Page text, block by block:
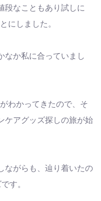
段なこともあり試しに
にしました。
なか私に合っていまし
わかってきたので、そ
ケアグッズ探しの旅が始
ながらも、辿り着いたの
す。